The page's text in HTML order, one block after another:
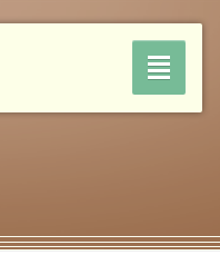
Toggle